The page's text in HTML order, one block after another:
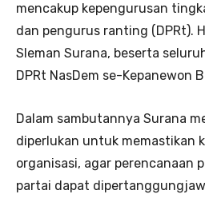
mencakup kepengurusan
dan pengurus ranting (DPRt).
Sleman Surana, beserta
DPRt NasDem se-Kepanewon
Dalam sambutannya Surana
diperlukan untuk memastikan
organisasi, agar perencanaan
partai dapat